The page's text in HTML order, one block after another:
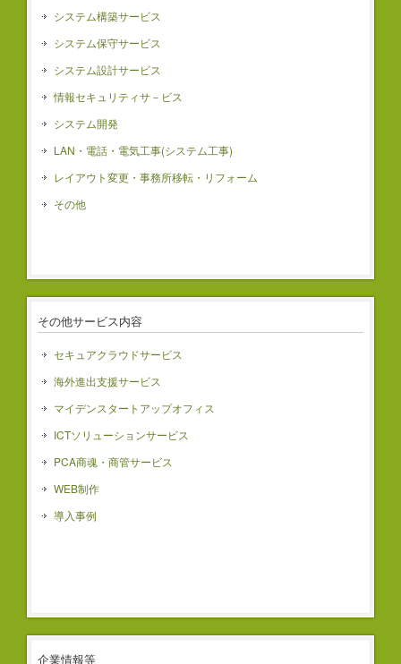
システム構築サービス
システム保守サービス
システム設計サービス
情報セキュリティサ－ビス
システム開発
LAN・電話・電気工事(システム工事)
レイアウト変更・事務所移転・リフォーム
その他
その他サービス内容
セキュアクラウドサービス
海外進出支援サービス
マイデンスタートアップオフィス
ICTソリューションサービス
PCA商魂・商管サービス
WEB制作
導入事例
企業情報等